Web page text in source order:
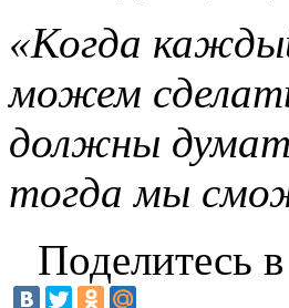
«Когда
можем
должны
тогда мы
Поделитесь